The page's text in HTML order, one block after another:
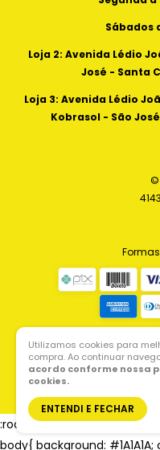
Sábados
Loja 2: Avenida Lédio
José - Santa
Loja 3: Avenida Lédio
Kobrasol - São
©
Utilizamos cookies para
compra. Ao continuar
acordo conforme nossa
cookies.
ENTENDI E FECHAR
:root{ --cor-principal:
body{ background: